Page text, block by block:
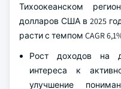
Тихоокеанском
долларов США в 2025
расти с темпом CAGR
Рост доходов на
интереса к
улучшение